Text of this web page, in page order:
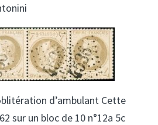
d’ambulant Cette
sur un bloc de 10 n°12a 5c